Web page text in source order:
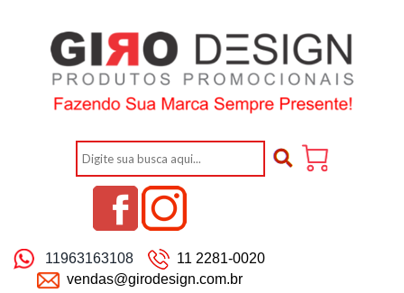
11963163108
11 2281-0020
vendas@girodesign.com.br